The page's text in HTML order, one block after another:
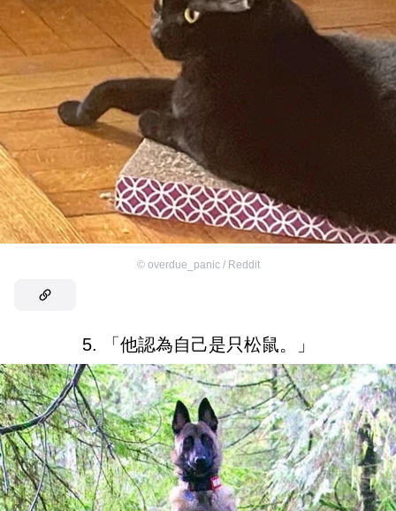
© overdue_panic / Reddit
5. 「他認為自己是只松鼠。」